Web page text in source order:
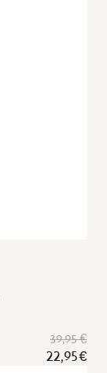
39,95 €
22,95 €